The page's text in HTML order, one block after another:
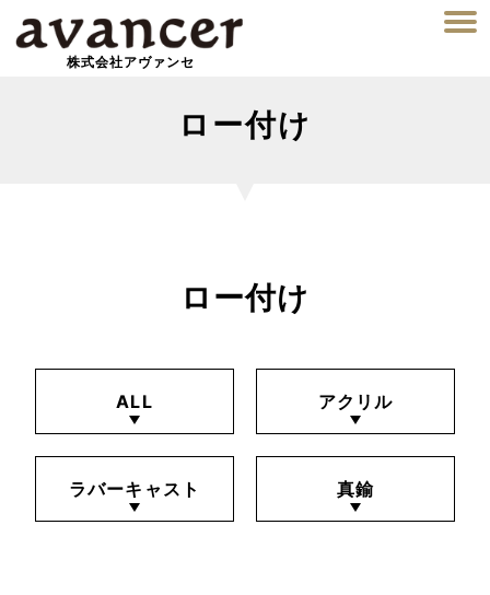
株式会社アヴァンセ
ロー付け
ロー付け
ALL アクリル
ラバーキャスト 真鍮